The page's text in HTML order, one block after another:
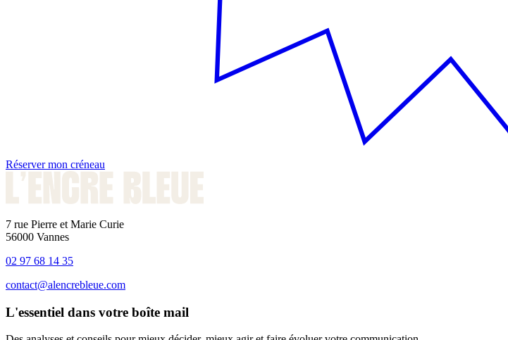
Réserver mon créneau
7 rue Pierre et Marie Curie
56000 Vannes
02 97 68 14 35
contact@alencrebleue.com
L'essentiel dans votre boîte mail